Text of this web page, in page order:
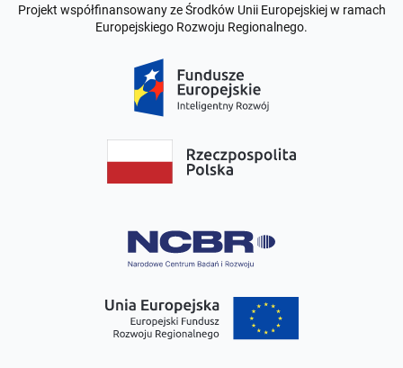
Projekt współfinansowany ze Środków Unii Europejskiej w ramach
Europejskiego Rozwoju Regionalnego.